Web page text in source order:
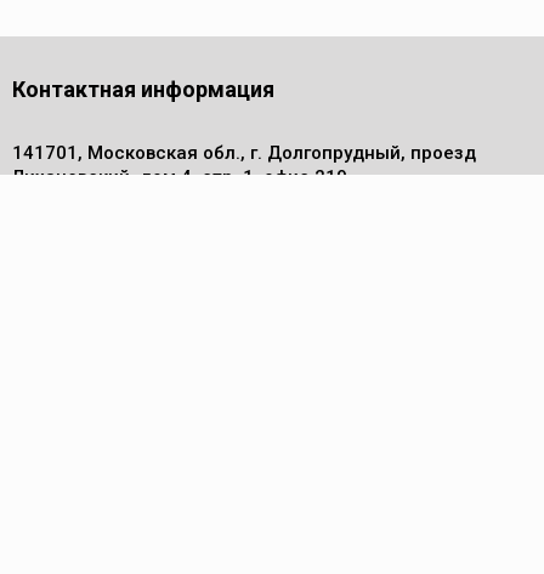
Контактная информация
141701, Московская обл., г. Долгопрудный, проезд
Лихачевский, дом 4, стр. 1, офис 219